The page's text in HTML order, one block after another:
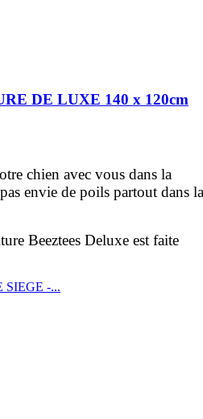
DE LUXE 140 x 120cm
chien avec vous dans la
envie de poils partout dans la
Beeztees Deluxe est faite